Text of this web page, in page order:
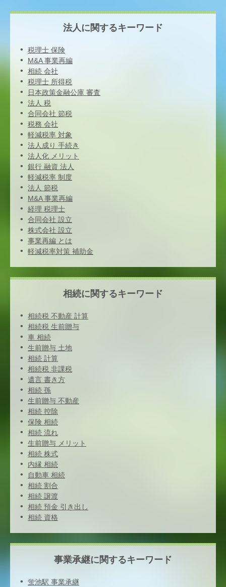
法人に関するキーワード
税理士 保険
M&A 事業再編
相続 会社
税理士 所得税
日本政策金融公庫 審査
法人 税
合同会社 節税
税務 会社
軽減税率 対象
法人成り 手続き
法人化 メリット
銀行 融資 法人
軽減税率 制度
法人 節税
M&A 事業再編
経理 税理士
合同会社 設立
株式会社 設立
事業再編 とは
軽減税率対策 補助金
相続に関するキーワード
相続税 不動産 計算
相続税 生前贈与
車 相続
生前贈与 土地
相続 計算
相続税 非課税
遺言 書き方
相続 孫
生前贈与 不動産
相続 控除
保険 相続
相続 流れ
生前贈与 メリット
相続 株式
内縁 相続
自動車 相続
相続 割合
相続 譲渡
相続 預金 引き出し
相続 資格
事業承継に関するキーワード
蛍池駅 事業承継